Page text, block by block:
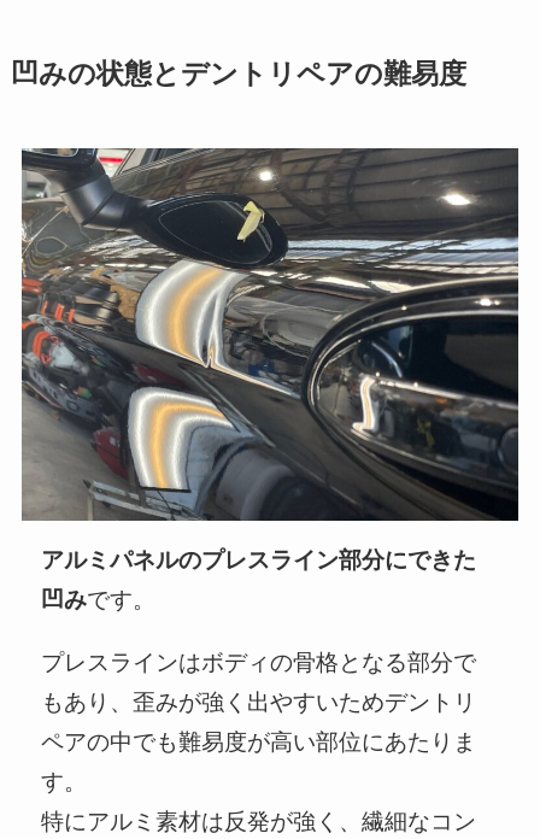
凹みの状態とデントリペアの難易度
アルミパネルのプレスライン部分にできた
凹みです。
プレスラインはボディの骨格となる部分で
もあり、歪みが強く出やすいためデントリ
ペアの中でも難易度が高い部位にあたりま
す。
特にアルミ素材は反発が強く、繊細なコン